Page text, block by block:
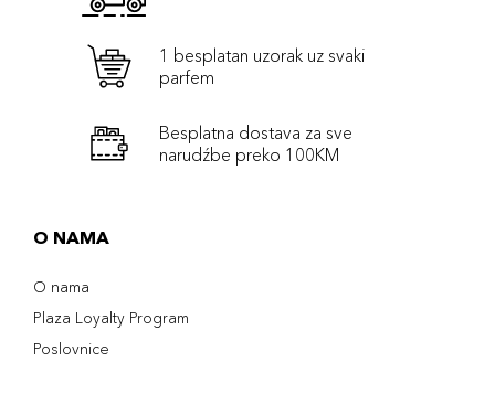
1 besplatan uzorak uz svaki
parfem
Besplatna dostava za sve
narudźbe preko 100KM
O NAMA
O nama
Plaza Loyalty Program
Poslovnice